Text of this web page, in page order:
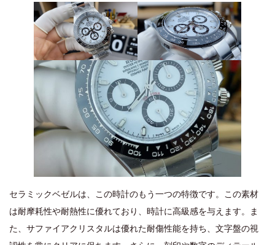
セラミックベゼルは、この時計のもう一つの特徴です。この素材
は耐摩耗性や耐熱性に優れており、時計に高級感を与えます。ま
た、サファイアクリスタルは優れた耐傷性能を持ち、文字盤の視